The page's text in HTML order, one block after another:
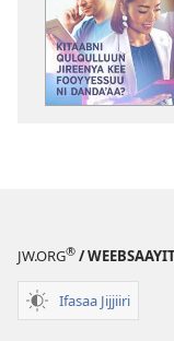
JW.ORG® /
Ifasaa Jijjiiri